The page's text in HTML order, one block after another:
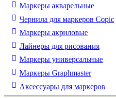
Маркеры акварельные
Чернила для маркеров Copic
Маркеры акриловые
Лайнеры для рисования
Маркеры универсальные
Маркеры Graphmaster
Аксессуары для маркеров